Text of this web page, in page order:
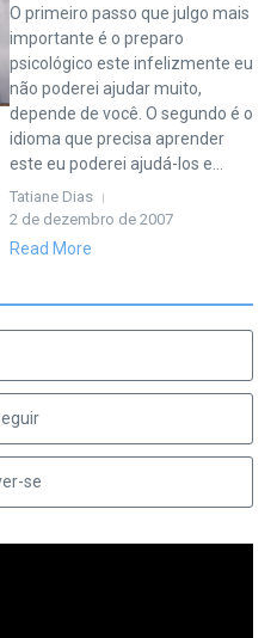
O primeiro passo que julgo mais
importante é o preparo
psicológico este infelizmente eu
não poderei ajudar muito,
depende de você. O segundo é o
idioma que precisa aprender
este eu poderei ajudá-los e...
Tatiane Dias
2 de dezembro de 2007
Read More
se